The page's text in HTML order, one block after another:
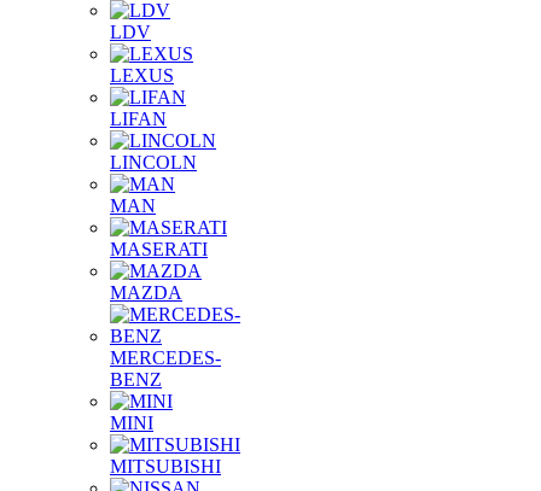
LDV
LEXUS
LIFAN
LINCOLN
MAN
MASERATI
MAZDA
MERCEDES-
BENZ
MINI
MITSUBISHI